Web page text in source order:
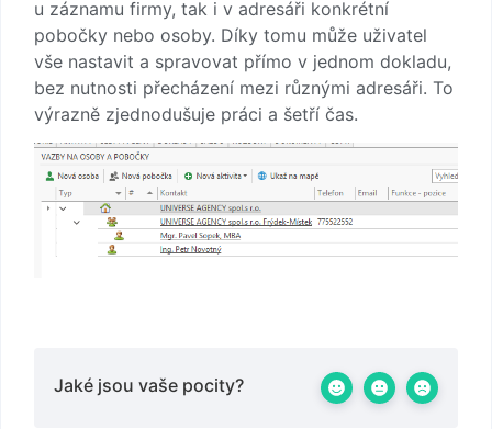
u záznamu firmy, tak i v adresáři konkrétní
pobočky nebo osoby. Díky tomu může uživatel
vše nastavit a spravovat přímo v jednom dokladu,
bez nutnosti přecházení mezi různými adresáři. To
výrazně zjednodušuje práci a šetří čas.
Jaké jsou vaše pocity?